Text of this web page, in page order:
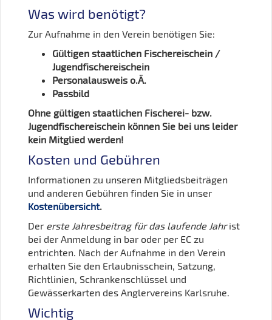
Was wird benötigt?
Zur Aufnahme in den Verein benötigen Sie:
Gültigen staatlichen Fischereischein /
Jugendfischereischein
Personalausweis o.Ä.
Passbild
Ohne gültigen staatlichen Fischerei- bzw.
Jugendfischereischein können Sie bei uns leider
kein Mitglied werden!
Kosten und Gebühren
Informationen zu unseren Mitgliedsbeiträgen
und anderen Gebühren finden Sie in unser
Kostenübersicht.
Der erste Jahresbeitrag für das laufende Jahrist
bei der Anmeldung in bar oder per EC zu
entrichten. Nach der Aufnahme in den Verein
erhalten Sie den Erlaubnisschein, Satzung,
Richtlinien, Schrankenschlüssel und
Gewässerkarten des Anglervereins Karlsruhe.
Wichtig